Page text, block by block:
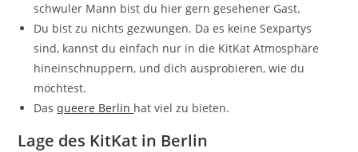
schwuler Mann bist du hier gern gesehener Gast.
Du bist zu nichts gezwungen. Da es keine Sexpartys
sind, kannst du einfach nur in die KitKat Atmosphäre
hineinschnuppern, und dich ausprobieren, wie du
möchtest.
Dasqueere Berlin hat viel zu bieten.
Lage des KitKat in Berlin